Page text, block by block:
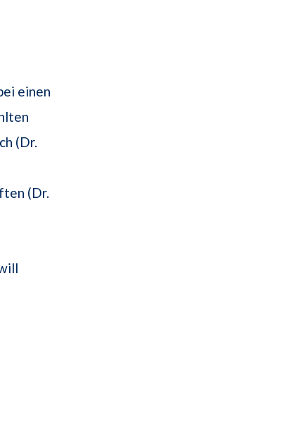
einen
(Dr.
(Dr.